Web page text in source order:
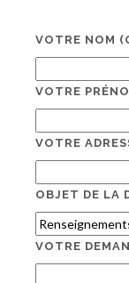
VOTRE NOM
VOTRE
VOTRE
OBJET DE LA
VOTRE